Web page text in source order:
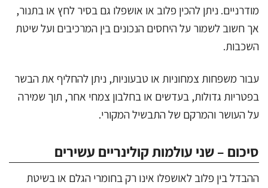
מודרניים. ניתן להכין פלוב או אושפלו גם בסיר לחץ או בתנור,
אך חשוב לשמור על היחסים הנכונים בין המרכיבים ועל שיטת
השכבות.
עבור משפחות צמחוניות או טבעוניות, ניתן להחליף את הבשר
בפטריות גדולות, בעדשים או בחלבון צמחי אחר, תוך שמירה
על העושר והמרקם של התבשיל המקורי.
סיכום – שני עולמות קולינריים עשירים
ההבדל בין פלוב לאושפלו אינו רק בחומרי הגלם או בשיטת